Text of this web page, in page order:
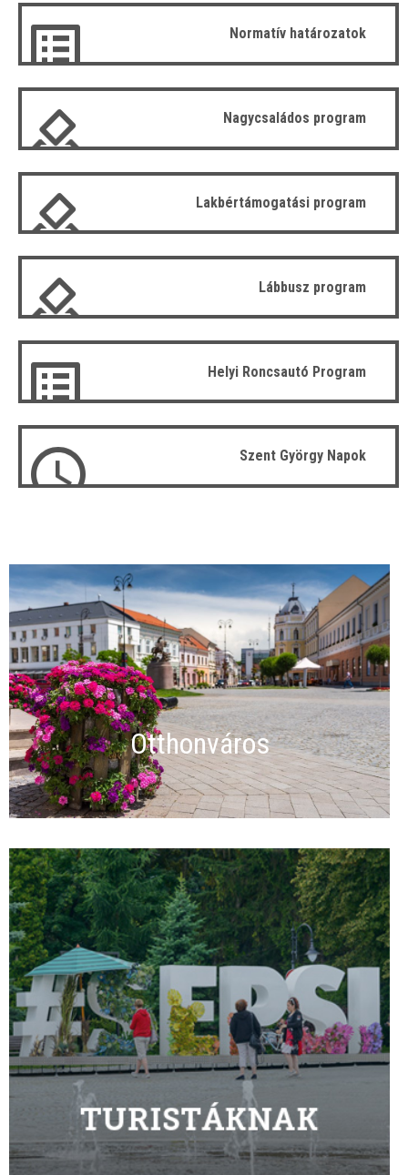
Normatív határozatok
Nagycsaládos program
Lakbértámogatási program
Lábbusz program
Helyi Roncsautó Program
Szent György Napok
Otthonváros